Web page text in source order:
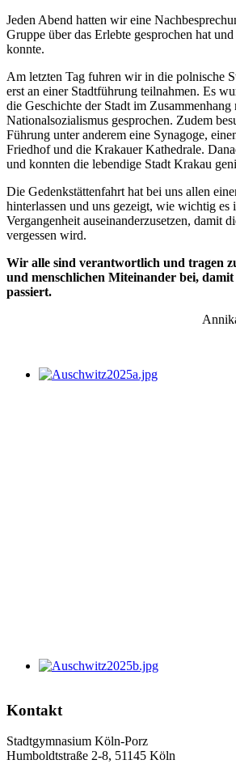
Jeden Abend hatten wir eine
Gruppe über das Erlebte gesprochen hat
konnte.
Am letzten Tag fuhren wir in die polnische
erst an einer Stadtführung teilnahmen. Es
die Geschichte der Stadt im Zusammenhang
Nationalsozialismus gesprochen. Zudem
Führung unter anderem eine Synagoge,
Friedhof und die Krakauer Kathedrale.
und konnten die lebendige Stadt Krakau
Die Gedenkstättenfahrt hat bei uns allen
hinterlassen und uns gezeigt, wie wichtig es
Vergangenheit auseinanderzusetzen, damit
vergessen wird.
Wir alle sind verantwortlich und tragen
und menschlichen Miteinander bei, damit
passiert.
Kontakt
Stadtgymnasium Köln-Porz
Humboldtstraße 2-8, 51145 Köln